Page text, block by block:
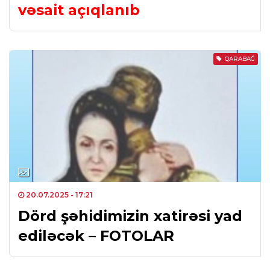
vəsait açıqlanıb
QARABAĞ
20.07.2025 - 17:21
Dörd şəhidimizin xatirəsi yad
ediləcək – FOTOLAR